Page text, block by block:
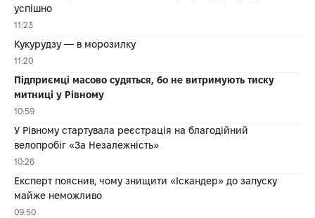
успішно
11:23
Кукурудзу — в морозилку
11:20
Підприємці масово судяться, бо не витримують тиску
митниці у Рівному
10:59
У Рівному стартувала реєстрація на благодійний
велопробіг «За Незалежність»
10:26
Експерт пояснив, чому знищити «Іскандер» до запуску
майже неможливо
09:50